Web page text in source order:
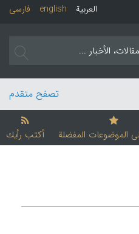
فارسی english العربیة
تصفح متقدم
الموضوعات المفضلة أکتب رأیك